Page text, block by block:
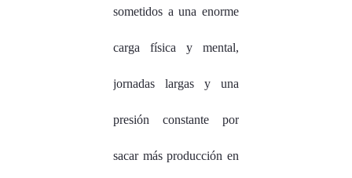
sometidos a una enorme
carga física y mental,
jornadas largas y una
presión constante por
sacar más producción en